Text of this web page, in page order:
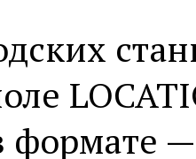
формате